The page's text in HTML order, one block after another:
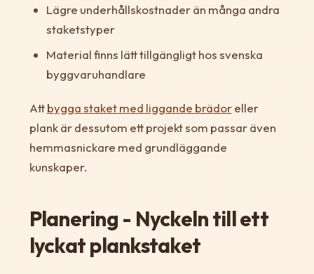
Lägre underhållskostnader än många andra
staketstyper
Material finns lätt tillgängligt hos svenska
byggvaruhandlare
Attbygga staket med liggande brädoreller
plank är dessutom ett projekt som passar även
hemmasnickare med grundläggande
kunskaper.
Planering - Nyckeln till ett
lyckat plankstaket